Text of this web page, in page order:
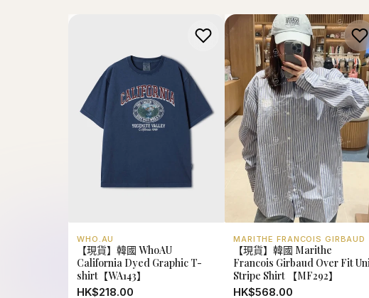
WHO.AU
【現貨】韓國 WhoAU
California Dyed Graphic T-
shirt【WA143】
HK$218.00
MARITHE FRANCOIS GIRBAUD
【現貨】韓國 Marithe
Francois Girbaud Over Fit
Stripe Shirt 【MF292】
HK$568.00